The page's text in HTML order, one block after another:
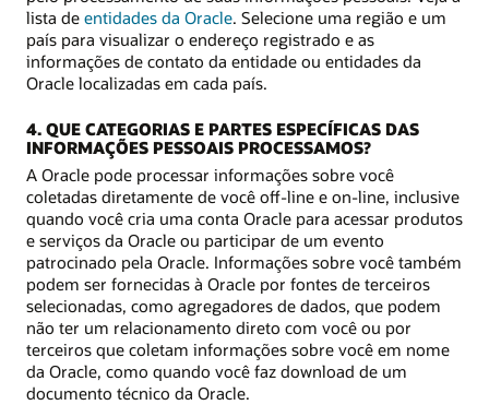
lista de entidades da Oracle. Selecione uma região e um
país para visualizar o endereço registrado e as
informações de contato da entidade ou entidades da
Oracle localizadas em cada país.
4. QUE CATEGORIAS E PARTES ESPECÍFICAS DAS
INFORMAÇÕES PESSOAIS PROCESSAMOS?
A Oracle pode processar informações sobre você
coletadas diretamente de você off-line e on-line, inclusive
quando você cria uma conta Oracle para acessar produtos
e serviços da Oracle ou participar de um evento
patrocinado pela Oracle. Informações sobre você também
podem ser fornecidas à Oracle por fontes de terceiros
selecionadas, como agregadores de dados, que podem
não ter um relacionamento direto com você ou por
terceiros que coletam informações sobre você em nome
da Oracle, como quando você faz download de um
documento técnico da Oracle.